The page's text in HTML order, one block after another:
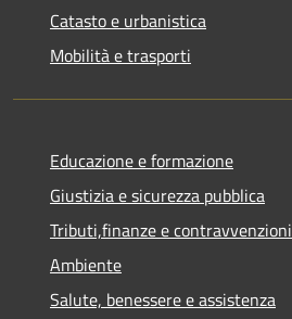
Catasto e urbanistica
Mobilità e trasporti
Educazione e formazione
Giustizia e sicurezza pubblica
Tributi,finanze e contravvenzioni
Ambiente
Salute, benessere e assistenza